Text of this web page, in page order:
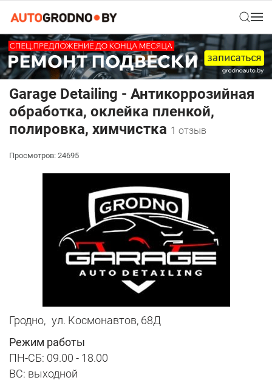
Garage Detailing - Антикоррозийная
обработка, оклейка пленкой,
полировка, химчистка 1 отзыв
Просмотров: 24695
Гродно, ул. Космонавтов, 68Д
Режим работы
ПН-СБ: 09.00 - 18.00
ВС: выходной